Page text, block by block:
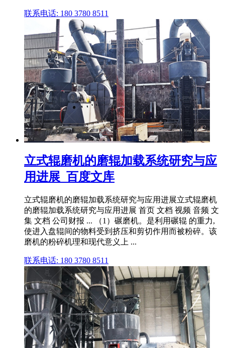
联系电话: 180 3780 8511
立式辊磨机的磨辊加载系统研究与应
用进展_百度文库
立式辊磨机的磨辊加载系统研究与应用进展立式辊磨机
的磨辊加载系统研究与应用进展 首页 文档 视频 音频 文
集 文档 公司财报 ... （1）碾磨机。是利用碾辊 的重力,
使进入盘辊间的物料受到挤压和剪切作用而被粉碎。该
磨机的粉碎机理和现代意义上 ...
联系电话: 180 3780 8511